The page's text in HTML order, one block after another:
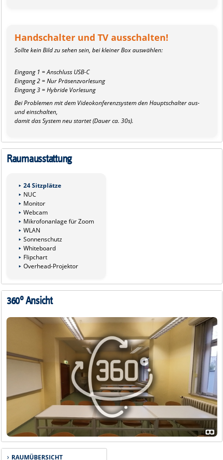
Handschalter und TV ausschalten!
Sollte kein Bild zu sehen sein, bei kleiner Box auswählen:
Eingang 1 = Anschluss USB-C
Eingang 2 = Nur Präsenzvorlesung
Eingang 3 = Hybride Vorlesung
Bei Problemen mit dem Videokonferenzsystem den Hauptschalter aus-
und einschalten,
damit das System neu startet (Dauer ca. 30s).
Raumausstattung
24 Sitzplätze
NUC
Monitor
Webcam
Mikrofonanlage für Zoom
WLAN
Sonnenschutz
Whiteboard
Flipchart
Overhead-Projektor
360° Ansicht
RAUMÜBERSICHT